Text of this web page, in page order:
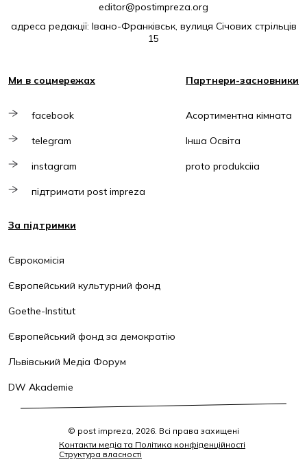
editor@postimpreza.org
адреса редакції: Івано-Франківськ, вулиця Січових стрільців
15
Ми в соцмережах
facebook
telegram
instagram
підтримати post impreza
Партнери-засновники
Асортиментна кімната
Інша Освіта
proto produkciia
За підтримки
Єврокомісія
Європейський культурний фонд
Goethe-Institut
Європейський фонд за демократію
Львівський Медіа Форум
DW Akademie
© post impreza, 2026. Всі права захищені
Контакти медіа та Політика конфіденційності
Структура власності